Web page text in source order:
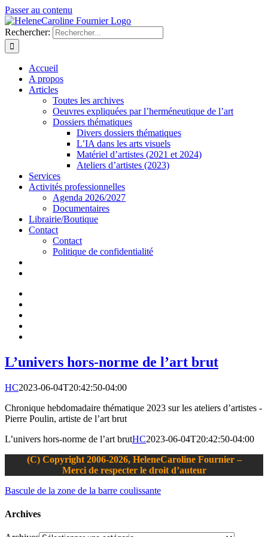
Passer au contenu
Rechercher:
Accueil
A propos
Articles
Toutes les archives
Oeuvres expliquées par l’herméneutique de l’art
Dossiers thématiques
Divers dossiers thématiques
L’IA dans les arts visuels
Matériel d’artistes (2021 et 2024)
Ateliers d’artistes (2023)
Services
Activités professionnelles
Agenda 2026/2027
Documentaires
Librairie/Boutique
Contact
Contact
Politique de confidentialité
L’univers hors-norme de l’art brut
HC2023-06-04T20:42:50-04:00
Chronique hebdomadaire thématique 2023 sur les ateliers d’artistes -
Pierre Poulin, artiste de l’art brut
L’univers hors-norme de l’art brutHC2023-06-04T20:42:50-04:00
(C) Copyright 2006-2026, HeleneCaroline Fournier –
Merci de respecter le droit d’auteur
Bascule de la zone de la barre coulissante
Archives